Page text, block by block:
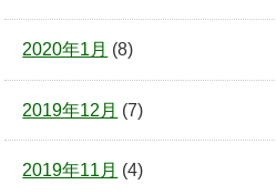
2020年1月 (8)
2019年12月 (7)
2019年11月 (4)